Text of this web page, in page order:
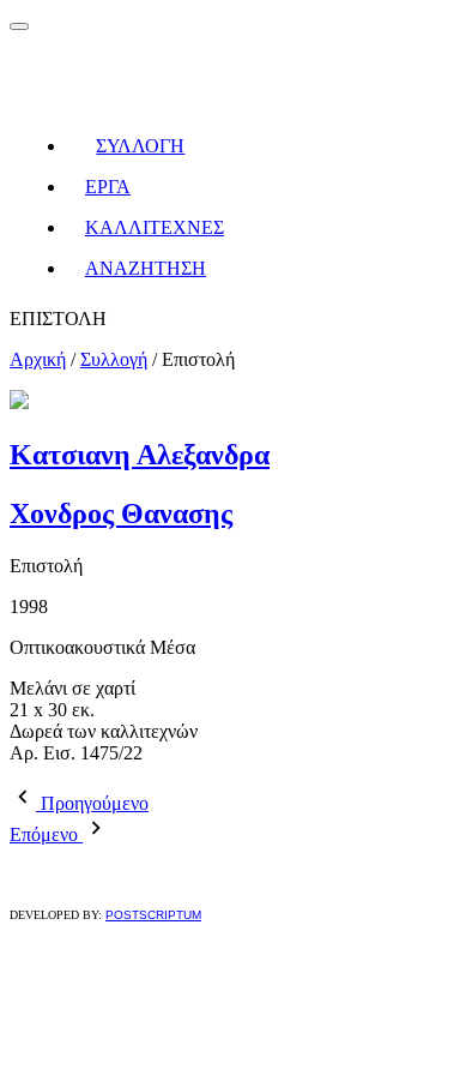
ΣΥΛΛΟΓΗ
ΕΡΓΑ
ΚΑΛΛΙΤΕΧΝΕΣ
ΑΝΑΖΗΤΗΣΗ
ΕΠΙΣΤΟΛΗ
Αρχική /Συλλογή /Επιστολή
Κατσιανη Αλεξανδρα
Χονδρος Θανασης
Επιστολή
1998
Οπτικοακουστικά Μέσα
Μελάνι σε χαρτί
21 x 30 εκ.
Δωρεά των καλλιτεχνών
Αρ. Εισ. 1475/22
Προηγούμενο
Επόμενο
DEVELOPED BY: POSTSCRIPTUM